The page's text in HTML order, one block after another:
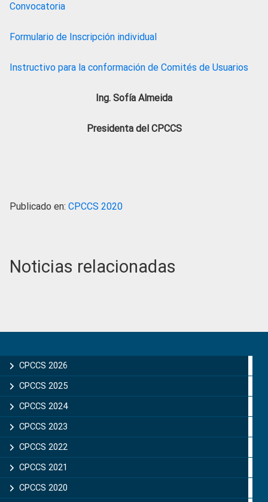
Convocatoria
Formulario de Inscripción individual
Instructivo para la conformación de Comités de Usuarios
Ing. Sofía Almeida
Presidenta del CPCCS
Publicado en: CPCCS 2020
Noticias relacionadas
Sidebar
CPCCS 2026
CPCCS 2025
CPCCS 2024
CPCCS 2023
CPCCS 2022
CPCCS 2021
CPCCS 2020